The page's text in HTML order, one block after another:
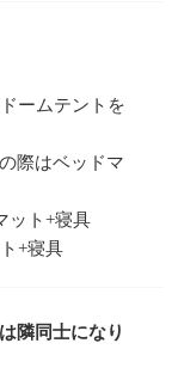
ームテントを
際はベッドマ
ット+寝具
+寝具
隣同士になり